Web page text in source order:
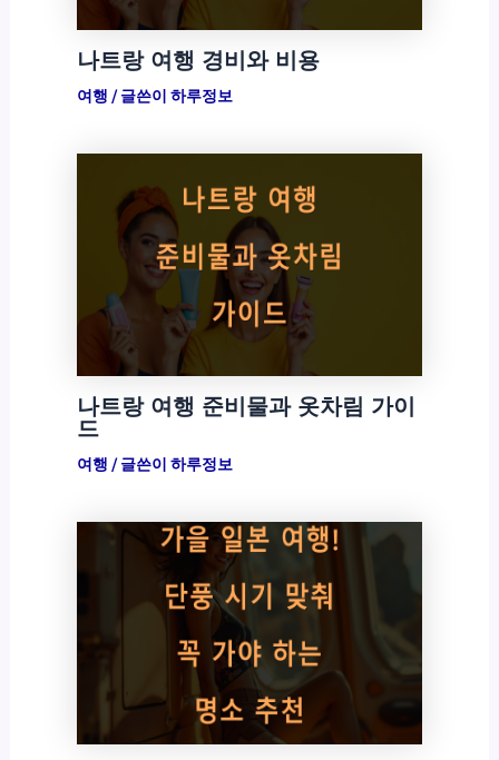
나트랑 여행 경비와 비용
여행 / 글쓴이 하루정보
나트랑 여행 준비물과 옷차림 가이
드
여행 / 글쓴이 하루정보